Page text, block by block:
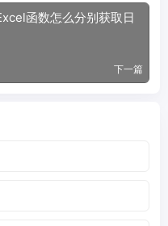
函数怎么分别获取日
下一篇